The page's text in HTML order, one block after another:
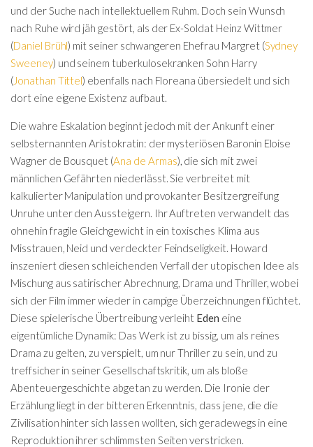
und der Suche nach intellektuellem Ruhm. Doch sein Wunsch
nach Ruhe wird jäh gestört, als der Ex-Soldat Heinz Wittmer
(Daniel Brühl) mit seiner schwangeren Ehefrau Margret (Sydney
Sweeney) und seinem tuberkulosekranken Sohn Harry
(Jonathan Tittel) ebenfalls nach Floreana übersiedelt und sich
dort eine eigene Existenz aufbaut.
Die wahre Eskalation beginnt jedoch mit der Ankunft einer
selbsternannten Aristokratin: der mysteriösen Baronin Eloise
Wagner de Bousquet (Ana de Armas), die sich mit zwei
männlichen Gefährten niederlässt. Sie verbreitet mit
kalkulierter Manipulation und provokanter Besitzergreifung
Unruhe unter den Aussteigern. Ihr Auftreten verwandelt das
ohnehin fragile Gleichgewicht in ein toxisches Klima aus
Misstrauen, Neid und verdeckter Feindseligkeit. Howard
inszeniert diesen schleichenden Verfall der utopischen Idee als
Mischung aus satirischer Abrechnung, Drama und Thriller, wobei
sich der Film immer wieder in campige Überzeichnungen flüchtet.
Diese spielerische Übertreibung verleiht Eden eine
eigentümliche Dynamik: Das Werk ist zu bissig, um als reines
Drama zu gelten, zu verspielt, um nur Thriller zu sein, und zu
treffsicher in seiner Gesellschaftskritik, um als bloße
Abenteuergeschichte abgetan zu werden. Die Ironie der
Erzählung liegt in der bitteren Erkenntnis, dass jene, die die
Zivilisation hinter sich lassen wollten, sich geradewegs in eine
Reproduktion ihrer schlimmsten Seiten verstricken.